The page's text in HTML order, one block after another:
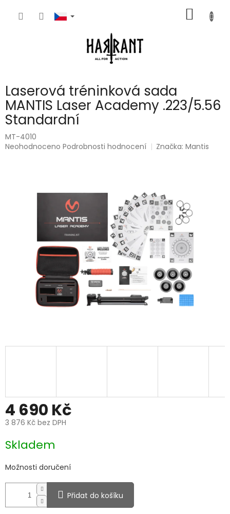
KOŠÍK
Laserová tréninková sada
MANTIS Laser Academy .223/5.56
Standardní
MT-4010
Průměrné
Neohodnoceno Podrobnosti hodnocení Značka:Mantis
4 690 Kč
3 876 Kč bez DPH
cena:
Skladem
Možnosti doručení
Přidat do košíku